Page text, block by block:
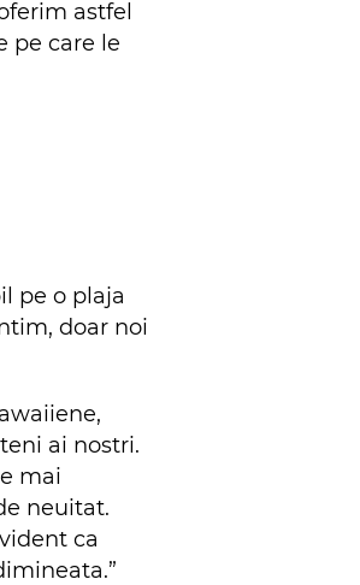
astfel
pe care le
pe o plaja
doar noi
ai nostri.
mai
neuitat.
ca